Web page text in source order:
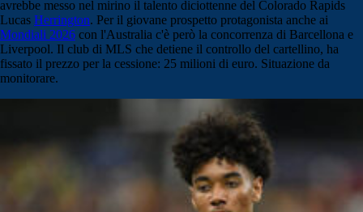
avrebbe messo nel mirino il talento diciottenne del Colorado Rapids
Lucas Herrington. Per il giovane prospetto protagonista anche ai
Mondiali 2026 con l'Australia c'è però la concorrenza di Barcellona e
Liverpool. Il club di MLS che detiene il controllo del cartellino, ha
fissato il prezzo per la cessione: 25 milioni di euro. Situazione da
monitorare.